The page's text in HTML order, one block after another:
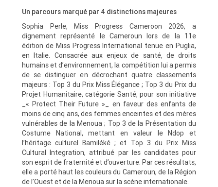
Un parcours marqué par 4 distinctions majeures
Sophia Perle, Miss Progress Cameroon 2026, a
dignement représenté le Cameroun lors de la 11e
édition de Miss Progress International tenue en Puglia,
en Italie. Consacrée aux enjeux de santé, de droits
humains et d’environnement, la compétition lui a permis
de se distinguer en décrochant quatre classements
majeurs : Top 3 du Prix Miss Élégance ; Top 3 du Prix du
Projet Humanitaire, catégorie Santé, pour son initiative
_« Protect Their Future »_ en faveur des enfants de
moins de cinq ans, des femmes enceintes et des mères
vulnérables de la Menoua ; Top 3 de la Présentation du
Costume National, mettant en valeur le Ndop et
l’héritage culturel Bamiléké ; et Top 3 du Prix Miss
Cultural Integration, attribué par les candidates pour
son esprit de fraternité et d’ouverture. Par ces résultats,
elle a porté haut les couleurs du Cameroun, de la Région
de l’Ouest et de la Menoua sur la scène internationale.